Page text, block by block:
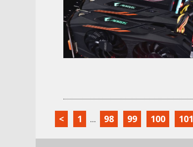
< 1 ... 98 99 100 101